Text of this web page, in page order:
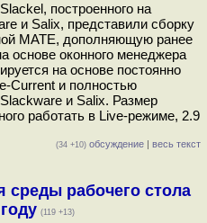
построенного на
и Salix, представили сборку
MATE, дополняющую ранее
основе оконного менеджера
на основе постоянно
Current и полностью
и Salix. Размер
работать в Live-режиме, 2.9
(34 +10) обсуждение | весь текст
среды рабочего стола
(119 +13)